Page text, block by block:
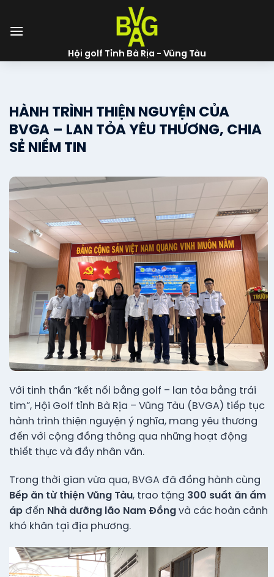
content
Hội golf Tỉnh Bà Rịa - Vũng Tàu
HÀNH TRÌNH THIỆN NGUYỆN CỦA
BVGA – LAN TỎA YÊU THƯƠNG, CHIA
SẺ NIỀM TIN
Với tinh thần “kết nối bằng golf – lan tỏa bằng trái
tim”, Hội Golf tỉnh Bà Rịa – Vũng Tàu (BVGA) tiếp tục
hành trình thiện nguyện ý nghĩa, mang yêu thương
đến với cộng đồng thông qua những hoạt động
thiết thực và đầy nhân văn.
Trong thời gian vừa qua, BVGA đã đồng hành cùng
Bếp ăn từ thiện Vũng Tàu, trao tặng 300 suất ăn ấm
áp đến Nhà dưỡng lão Nam Đồng và các hoàn cảnh
khó khăn tại địa phương.